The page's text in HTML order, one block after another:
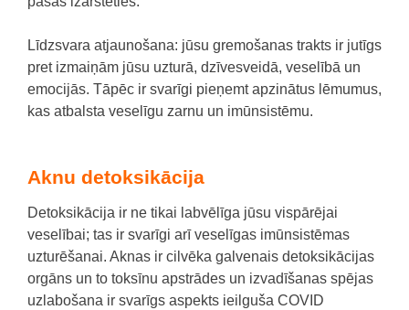
Līdzsvara atjaunošana: jūsu gremošanas trakts ir jutīgs
pret izmaiņām jūsu uzturā, dzīvesveidā, veselībā un
emocijās. Tāpēc ir svarīgi pieņemt apzinātus lēmumus,
kas atbalsta veselīgu zarnu un imūnsistēmu.
Aknu detoksikācija
Detoksikācija ir ne tikai labvēlīga jūsu vispārējai
veselībai; tas ir svarīgi arī veselīgas imūnsistēmas
uzturēšanai. Aknas ir cilvēka galvenais detoksikācijas
orgāns un to toksīnu apstrādes un izvadīšanas spējas
uzlabošana ir svarīgs aspekts ieilguša COVID